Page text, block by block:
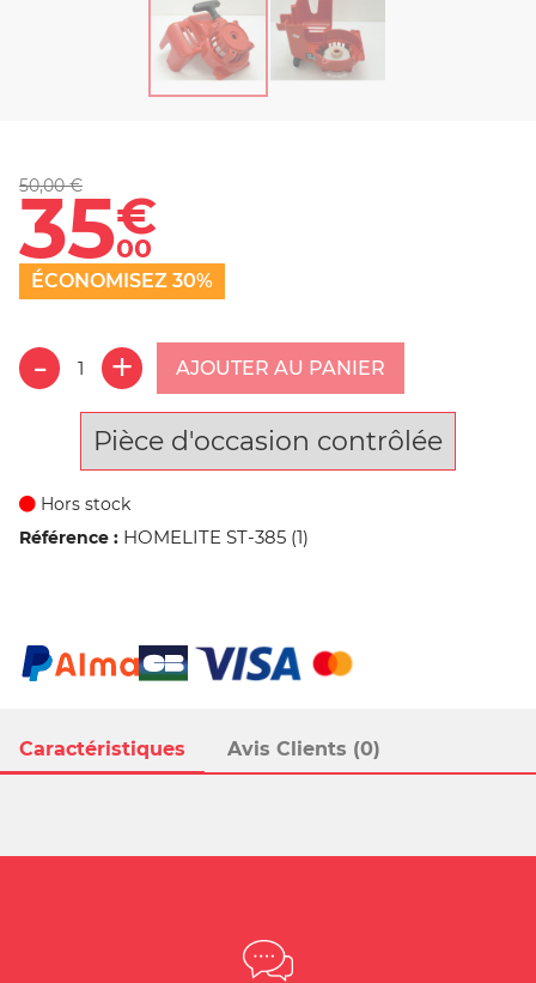
Caractéristiques Avis Clients (0)
50,00 €
35€
00
ÉCONOMISEZ 30%
AJOUTER AU PANIER
Pièce d'occasion contrôlée
Hors stock
Référence : HOMELITE ST-385 (1)